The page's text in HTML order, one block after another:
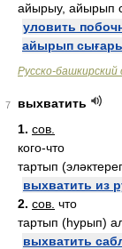
айырыу, айырып
уловить
айырып
Русско-башкирский
7
выхватить
1. сов.
кого-что
тартып
выхватить из
2. сов. что
тартып (һурып)
выхватить